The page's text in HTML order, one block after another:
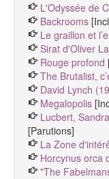
L'Odyssée de
Backrooms
Le graillon et
Sirat d'Oliver
Rouge profond
The Brutalist,
David Lynch
Megalopolis
Lucbert,
[Parutions]
La Zone
Horcynus orca
"The